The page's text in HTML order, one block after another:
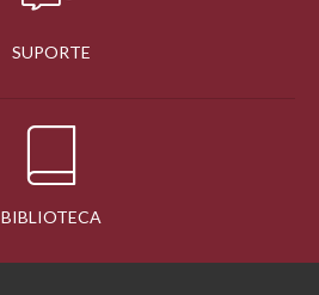
SUPORTE
BIBLIOTECA